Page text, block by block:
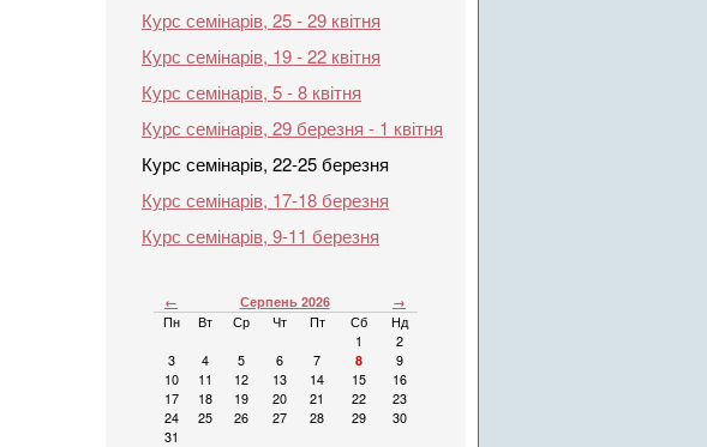
Курс семінарів, 25 - 29 квітня
Курс семінарів, 19 - 22 квітня
Курс семінарів, 5 - 8 квітня
Курс семінарів, 29 березня - 1 квітня
Курс семінарів, 22-25 березня
Курс семінарів, 17-18 березня
Курс семінарів, 9-11 березня
← Серпень 2026
→
Пн
Вт Ср Чт Пт Сб
Нд
1
2
3
4 5 6 7 8
9
10
11 12 13 14 15
16
17
18 19 20 21 22
23
24
25 26 27 28 29
30
31